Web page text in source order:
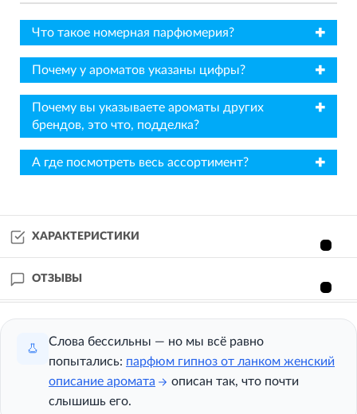
✖
Что такое номерная парфюмерия?
✖
Почему у ароматов указаны цифры?
✖
Почему вы указываете ароматы других
брендов, это что, подделка?
✖
А где посмотреть весь ассортимент?
ХАРАКТЕРИСТИКИ
ОТЗЫВЫ
Слова бессильны — но мы всё равно
попытались: парфюм гипноз от ланком женский
описание аромата
описан так, что почти
слышишь его.